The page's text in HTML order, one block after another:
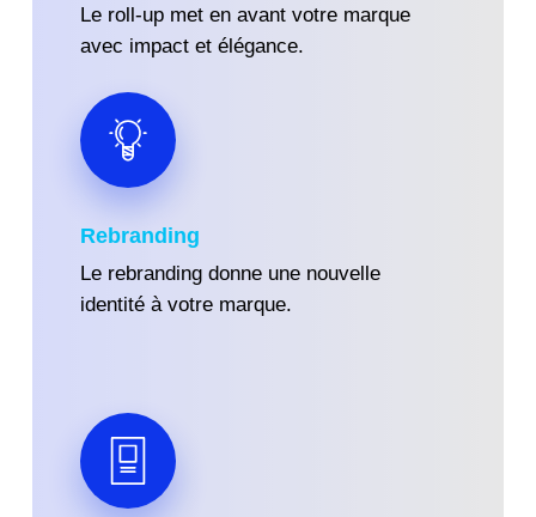
Le roll-up met en avant votre marque
avec impact et élégance.
Rebranding
Le rebranding donne une nouvelle
identité à votre marque.